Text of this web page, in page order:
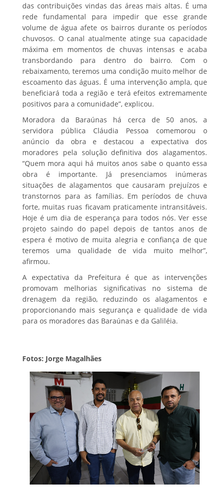
das contribuições vindas das áreas mais altas. É uma
rede fundamental para impedir que esse grande
volume de água afete os bairros durante os períodos
chuvosos. O canal atualmente atinge sua capacidade
máxima em momentos de chuvas intensas e acaba
transbordando para dentro do bairro. Com o
rebaixamento, teremos uma condição muito melhor de
escoamento das águas. É uma intervenção ampla, que
beneficiará toda a região e terá efeitos extremamente
positivos para a comunidade”, explicou.
Moradora da Baraúnas há cerca de 50 anos, a
servidora pública Cláudia Pessoa comemorou o
anúncio da obra e destacou a expectativa dos
moradores pela solução definitiva dos alagamentos.
“Quem mora aqui há muitos anos sabe o quanto essa
obra é importante. Já presenciamos inúmeras
situações de alagamentos que causaram prejuízos e
transtornos para as famílias. Em períodos de chuva
forte, muitas ruas ficavam praticamente intransitáveis.
Hoje é um dia de esperança para todos nós. Ver esse
projeto saindo do papel depois de tantos anos de
espera é motivo de muita alegria e confiança de que
teremos uma qualidade de vida muito melhor”,
afirmou.
A expectativa da Prefeitura é que as intervenções
promovam melhorias significativas no sistema de
drenagem da região, reduzindo os alagamentos e
proporcionando mais segurança e qualidade de vida
para os moradores das Baraúnas e da Galiléia.
Fotos: Jorge Magalhães